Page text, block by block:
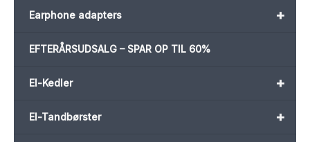
+
Earphone adapters
EFTERÅRSUDSALG – SPAR OP TIL 60%
+
El-Kedler
+
El-Tandbørster